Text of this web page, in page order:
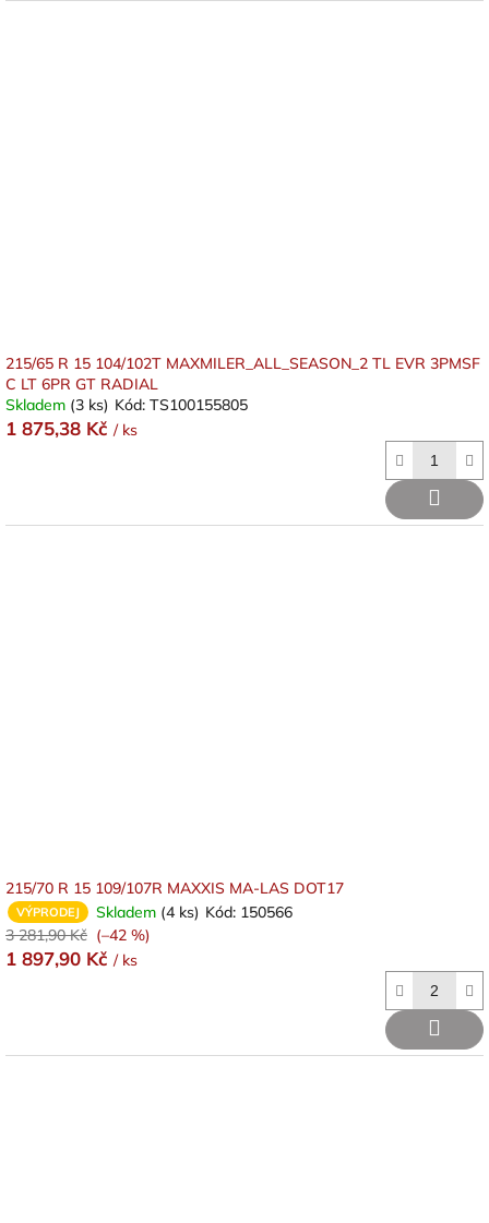
215/65 R 15 104/102T MAXMILER_ALL_SEASON_2 TL EVR 3PMSF
C LT 6PR GT RADIAL
Skladem (3 ks) Kód: TS100155805
1 875,38 Kč / ks
215/70 R 15 109/107R MAXXIS MA-LAS DOT17
VÝPRODEJ Skladem (4 ks) Kód: 150566
3 281,90 Kč (–42 %)
1 897,90 Kč / ks